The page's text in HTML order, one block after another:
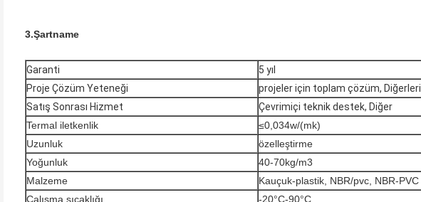
3.Şartname
Garanti
5 yıl
Proje Çözüm Yeteneği
projeler için toplam çözüm, Diğerleri
Satış Sonrası Hizmet
Çevrimiçi teknik destek, Diğer
Termal iletkenlik
≤0,034w/(mk)
Uzunluk
özelleştirme
Yoğunluk
40-70kg/m3
Malzeme
Kauçuk-plastik, NBR/pvc, NBR-PVC
Çalışma sıcaklığı
-20°C-90°C